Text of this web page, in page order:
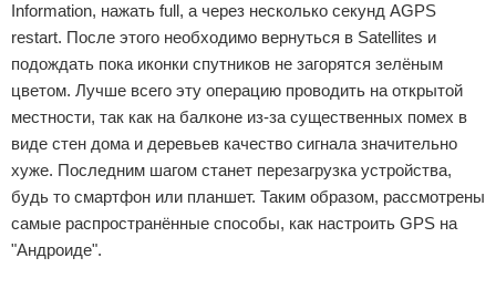
Information, нажать full, а через несколько секунд AGPS
restart. После этого необходимо вернуться в Satellites и
подождать пока иконки спутников не загорятся зелёным
цветом. Лучше всего эту операцию проводить на открытой
местности, так как на балконе из-за существенных помех в
виде стен дома и деревьев качество сигнала значительно
хуже. Последним шагом станет перезагрузка устройства,
будь то смартфон или планшет. Таким образом, рассмотрены
самые распространённые способы, как настроить GPS на
"Андроиде".